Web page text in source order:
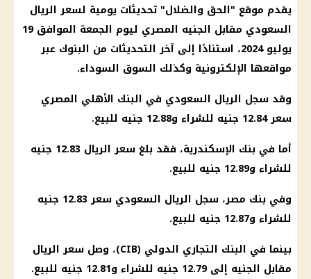
يقدم موقع "الحق والضلال" تحديثات يومية لسعر الريال
السعودي مقابل الجنيه المصري ليوم الجمعة الموافق 19
يوليو 2024، استنادًا إلى آخر التحديثات من البنوك عبر
مواقعها الإلكترونية وكذلك السوق السوداء.
وقد سجل الريال السعودي في البنك الأهلي المصري
سعر 12.84 جنيه للشراء و12.88 جنيه للبيع.
أما في بنك الإسكندرية، فقد بلغ سعر الريال 12.83 جنيه
للشراء و12.89 جنيه للبيع.
وفي بنك مصر، سجل الريال السعودي
سعر 12.83 جنيه
للشراء و12.87 جنيه للبيع.
بينما في البنك التجاري
الدولي (CIB)، وصل سعر الريال
مقابل الجنيه إلى 12.79 جنيه للشراء و12.81 جنيه للبيع.